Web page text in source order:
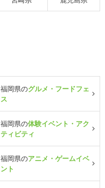
福岡県のグルメ・フードフェ
ス
福岡県の体験イベント・アク
ティビティ
福岡県のアニメ・ゲームイベ
ント